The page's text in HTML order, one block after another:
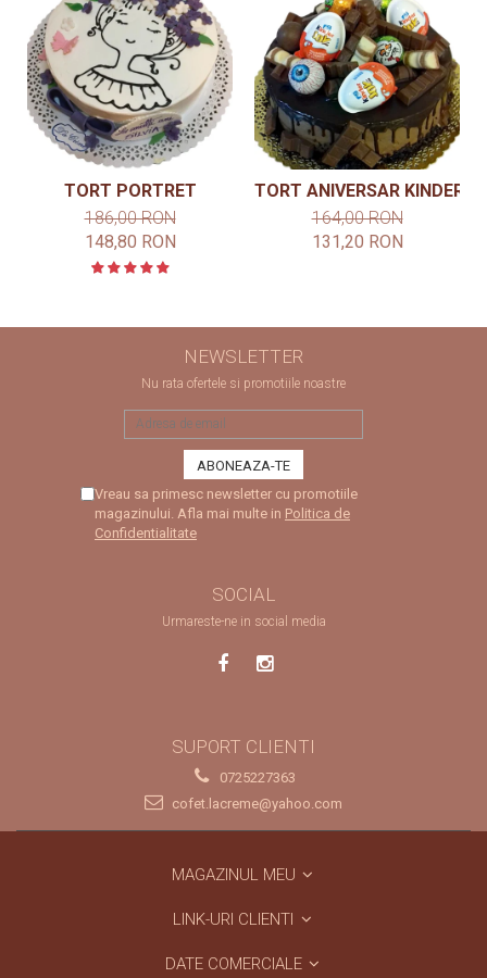
TORT PORTRET
186,00 RON
148,80 RON
TORT ANIVERSAR KINDER
164,00 RON
131,20 RON
NEWSLETTER
Nu rata ofertele si promotiile noastre
Vreau sa primesc newsletter cu promotiile
magazinului. Afla mai multe in Politica de
Confidentialitate
SOCIAL
Urmareste-ne in social media
SUPORT CLIENTI
0725227363
cofet.lacreme@yahoo.com
MAGAZINUL MEU
LINK-URI CLIENTI
DATE COMERCIALE